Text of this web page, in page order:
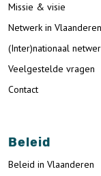
Missie & visie
Netwerk in Vlaanderen
(Inter)nationaal
Veelgestelde vragen
Contact
Beleid
Beleid in Vlaanderen